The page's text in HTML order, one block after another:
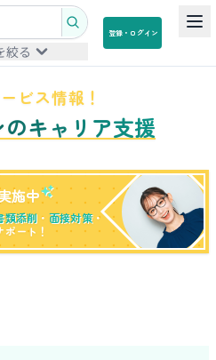
絞る
登録・ログイン
ビス情報！
キャリア支援
施中
類添削 ・ 面接対策・
ート！